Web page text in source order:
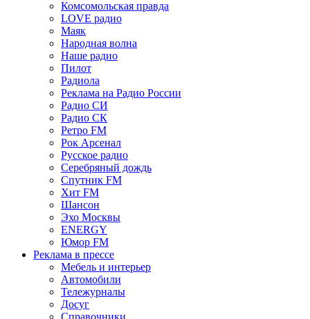
Комсомольская правда
LOVE радио
Маяк
Народная волна
Наше радио
Пилот
Радиола
Реклама на Радио России
Радио СИ
Радио СК
Ретро FM
Рок Арсенал
Русское радио
Серебряный дождь
Спутник FM
Хит FM
Шансон
Эхо Москвы
ENERGY
Юмор FM
Реклама в прессе
Мебель и интерьер
Автомобили
Тележурналы
Досуг
Справочники